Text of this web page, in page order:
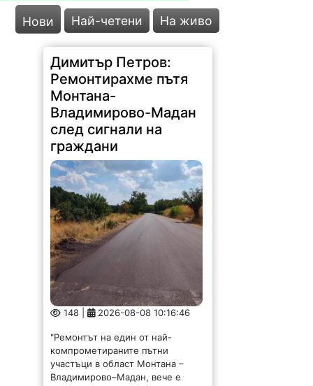
Нови Най-четени На живо
Димитър Петров:
Ремонтирахме пътя
Монтана-
Владимирово-Мадан
след сигнали на
граждани
148 | 2026-08-08 10:16:46
"Ремонтът на един от най-
участъци в област Монтана –
Владимирово–Мадан, вече е
факт", съобщи народният
представител Димитър Петров.